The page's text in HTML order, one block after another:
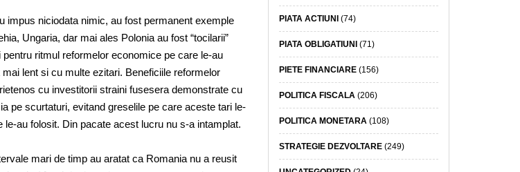
impus niciodata nimic, au fost permanent exemple
Ungaria, dar mai ales Polonia au fost “tocilarii”
ritmul reformelor economice pe care le-au
lent si cu multe ezitari. Beneficiile reformelor
cu investitorii straini fusesera demonstrate cu
pe scurtaturi, evitand greselile pe care aceste tari le-
au folosit. Din pacate acest lucru nu s-a intamplat.
mari de timp au aratat ca Romania nu a reusit
PIATA ACTIUNI(74)
PIATA OBLIGATIUNI(71)
PIETE FINANCIARE(156)
POLITICA FISCALA (206)
POLITICA MONETARA (108)
STRATEGIE DEZVOLTARE(249)